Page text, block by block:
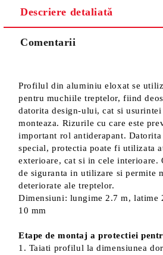
Sunt de acord cuPolitica de
Noi vă vom contacta pentru finalizarea
Descriere detaliată
Comentarii
Profilul din aluminiu eloxat se
pentru muchiile treptelor, fiind
datorita design-ului, cat si usurintei
monteaza. Rizurile cu care este
important rol antiderapant.
special, protectia poate fi utilizata
exterioare, cat si in cele interioare.
de siguranta in utilizare si permite
deteriorate ale treptelor.
Dimensiuni: lungime 2.7 m, latime
10 mm
Etape de montaj a protectiei
1. Taiati profilul la dimensiunea